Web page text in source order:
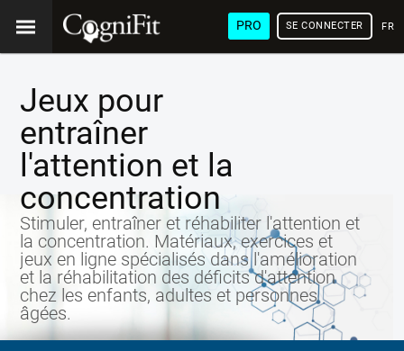
PRO SE CONNECTER
Jeux pour
entraîner
l'attention et la
concentration
Stimuler, entraîner et réhabiliter l'attention et
la concentration. Matériaux, exercices et
jeux en ligne spécialisés dans l'amélioration
et la réhabilitation des déficits d'attention
chez les enfants, adultes et personnes
âgées.